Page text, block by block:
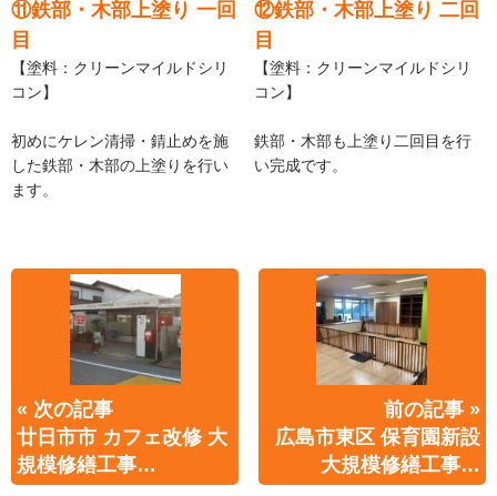
⑪鉄部・木部上塗り 一回
目
【塗料：クリーンマイルドシリ
コン】
初めにケレン清掃・錆止めを施
した鉄部・木部の上塗りを行い
ます。
⑫鉄部・木部上塗り 二回
目
【塗料：クリーンマイルドシリ
コン】
鉄部・木部も上塗り二回目を行
い完成です。
« 次の記事
廿日市市 カフェ改修 大
規模修繕工事…
前の記事 »
広島市東区 保育園新設
大規模修繕工事…